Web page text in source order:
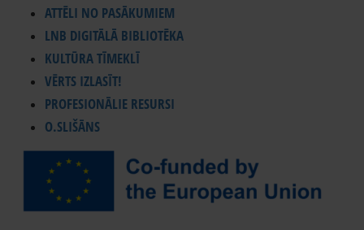
ATTĒLI NO PASĀKUMIEM
LNB DIGITĀLĀ BIBLIOTĒKA
KULTŪRA TĪMEKLĪ
VĒRTS IZLASĪT!
PROFESIONĀLIE RESURSI
O.SLIŠĀNS